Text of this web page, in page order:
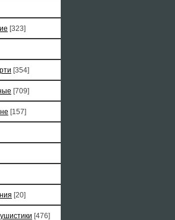
[323]
[354]
[709]
[157]
[20]
[476]